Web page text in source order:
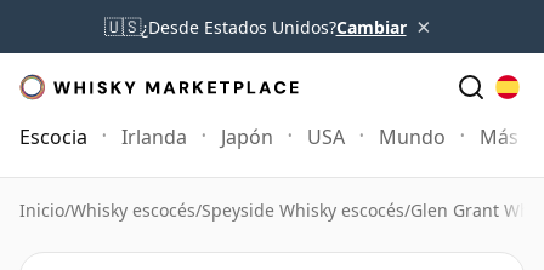
🇺🇸¿Desde Estados Unidos?Cambiar ×
Escocia Irlanda Japón USA Mundo Más
Inicio/Whisky escocés/Speyside Whisky escocés/Glen Grant